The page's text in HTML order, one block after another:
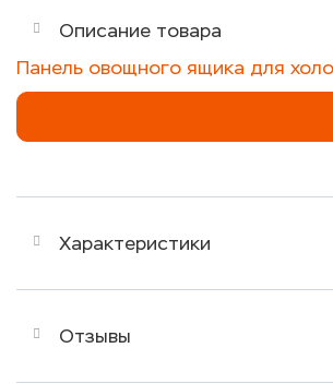
Описание товара
Панель овощного ящика для
Характеристики
Отзывы